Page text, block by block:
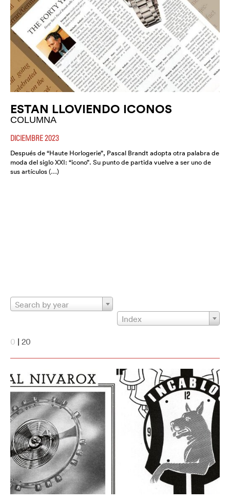
ESTAN LLOVIENDO ICONOS
COLUMNA
DICIEMBRE 2023
Después de “Haute Horlogerie”, Pascal Brandt adopta otra palabra de
moda del siglo XXI: “icono”. Su punto de partida vuelve a ser uno de
sus artículos (…)
Search by year
Index
0 | 20